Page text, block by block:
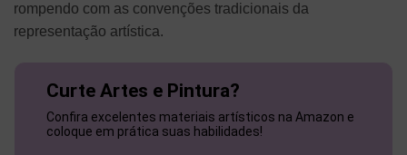
rompendo com as convenções tradicionais da
representação artística.
Curte Artes e Pintura?
Confira excelentes materiais artísticos na Amazon e
coloque em prática suas habilidades!